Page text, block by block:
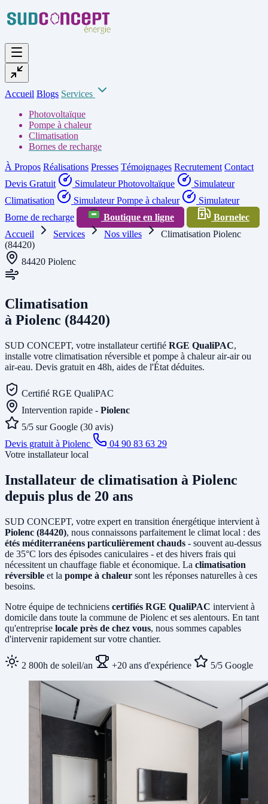
Accueil Blogs Services
Photovoltaïque
Pompe à chaleur
Climatisation
Bornes de recharge
À Propos Réalisations Presses Témoignages Recrutement Contact
Devis Gratuit
Simulateur Photovoltaïque
Simulateur
Climatisation
Simulateur Pompe à chaleur
Simulateur
Borne de recharge
Boutique en ligne
Bornelec
Accueil
Services Nos villes
Climatisation Piolenc
(84420)
84420 Piolenc
Climatisation
à Piolenc (84420)
SUD CONCEPT, votre installateur certifié RGE QualiPAC,
installe votre climatisation réversible et pompe à chaleur air-air ou
air-eau. Devis gratuit en 48h, aides de l'État déduites.
Certifié RGE QualiPAC
Intervention rapide - Piolenc
5/5 sur Google (30 avis)
Devis gratuit à Piolenc
04 90 83 63 29
Votre installateur local
Installateur de climatisation à Piolenc
depuis plus de 20 ans
SUD CONCEPT, votre expert en transition énergétique intervient à
Piolenc (84420), nous connaissons parfaitement le climat local : des
étés méditerranéens particulièrement chauds - souvent au-dessus
de 35°C lors des épisodes caniculaires - et des hivers frais qui
nécessitent un chauffage fiable et économique. La climatisation
réversible et la pompe à chaleur sont les réponses naturelles à ces
besoins.
Notre équipe de techniciens certifiés RGE QualiPAC intervient à
domicile dans toute la commune de Piolenc et ses alentours. En tant
qu'entreprise locale près de chez vous, nous sommes capables
d'intervenir rapidement sur votre chantier.
2 800h de soleil/an +20 ans d'expérience 5/5 Google